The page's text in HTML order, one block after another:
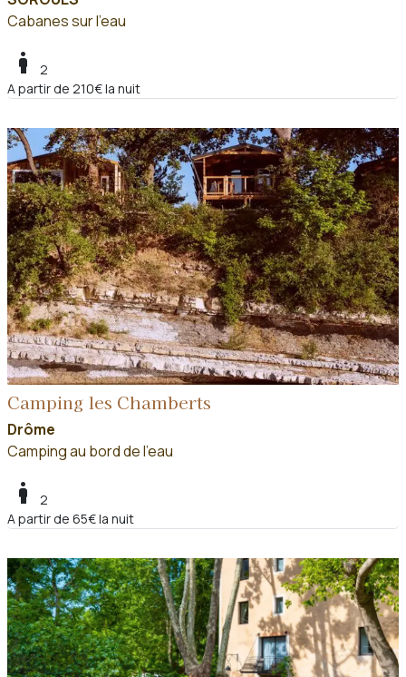
Cabanes sur l'eau
boy
2
A partir de 210€ la nuit
Camping les Chamberts
Drôme
Camping au bord de l'eau
boy
2
A partir de 65€ la nuit